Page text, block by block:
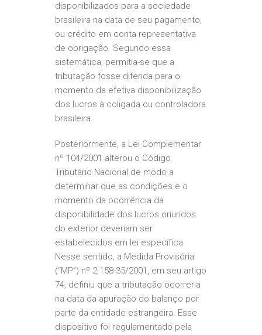
disponibilizados para a sociedade
brasileira na data de seu pagamento,
ou crédito em conta representativa
de obrigação. Segundo essa
sistemática, permitia-se que a
tributação fosse diferida para o
momento da efetiva disponibilização
dos lucros à coligada ou controladora
brasileira.
Posteriormente, a Lei Complementar
nº 104/2001 alterou o Código
Tributário Nacional de modo a
determinar que as condições e o
momento da ocorrência da
disponibilidade dos lucros oriundos
do exterior deveriam ser
estabelecidos em lei específica.
Nesse sentido, a Medida Provisória
(“MP”) nº 2.158-35/2001, em seu artigo
74, definiu que a tributação ocorreria
na data da apuração do balanço por
parte da entidade estrangeira. Esse
dispositivo foi regulamentado pela